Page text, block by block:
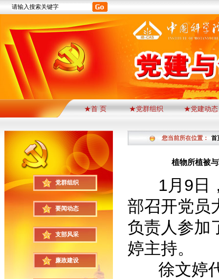
★首 页 ★党群组织 ★党建动态
党群组织
要闻动态
支部风采
廉政建设
您当前所在位置： 首
植物所植被
1月9日，
部召开党员
负责人参加
婷主持。
徐文婷代